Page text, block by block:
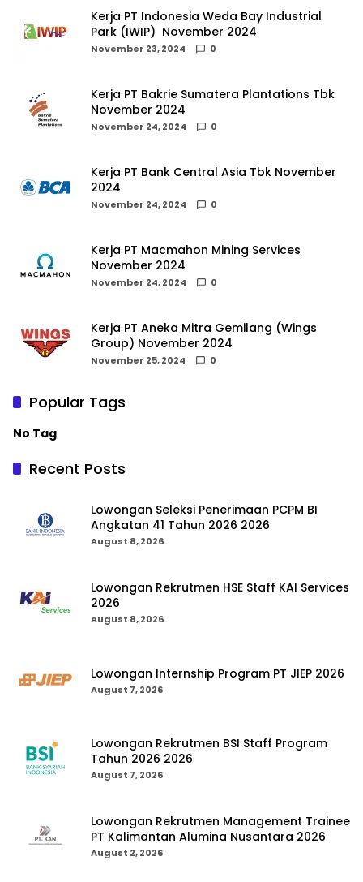
Kerja PT Indonesia Weda Bay Industrial
Park (IWIP) November 2024
November 23, 2024 0
Kerja PT Bakrie Sumatera Plantations Tbk
November 2024
November 24, 2024 0
Kerja PT Bank Central Asia Tbk November
2024
November 24, 2024 0
Kerja PT Macmahon Mining Services
November 2024
November 24, 2024 0
Kerja PT Aneka Mitra Gemilang (Wings
Group) November 2024
November 25, 2024 0
Popular Tags
No Tag
Recent Posts
Lowongan Seleksi Penerimaan PCPM BI
Angkatan 41 Tahun 2026 2026
August 8, 2026
Lowongan Rekrutmen HSE Staff KAI Services
2026
August 8, 2026
Lowongan Internship Program PT JIEP 2026
August 7, 2026
Lowongan Rekrutmen BSI Staff Program
Tahun 2026 2026
August 7, 2026
Lowongan Rekrutmen Management Trainee
PT Kalimantan Alumina Nusantara 2026
August 2, 2026